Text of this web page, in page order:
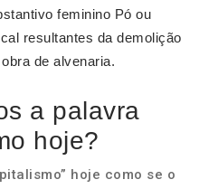
feminino Pó ou
resultantes da demolição
de alvenaria.
a palavra
hoje?
hoje como se o